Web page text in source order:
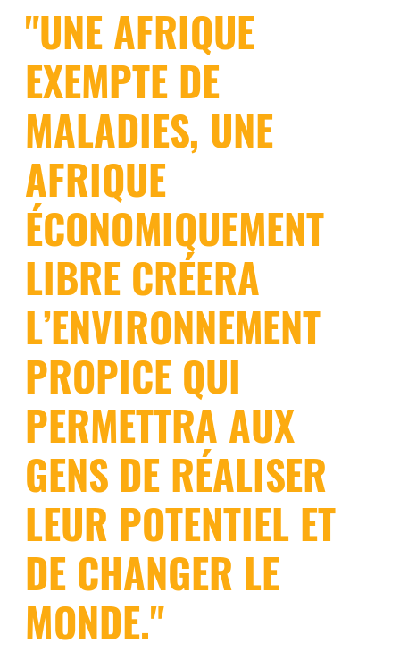
"UNE AFRIQUE
EXEMPTE DE
MALADIES, UNE
AFRIQUE
ÉCONOMIQUEMENT
LIBRE CRÉERA
L’ENVIRONNEMENT
PROPICE QUI
PERMETTRA AUX
GENS DE RÉALISER
LEUR POTENTIEL ET
DE CHANGER LE
MONDE."